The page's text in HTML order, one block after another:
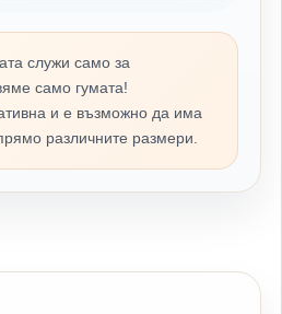
служи само за
само гумата!
и е възможно да има
различните размери.